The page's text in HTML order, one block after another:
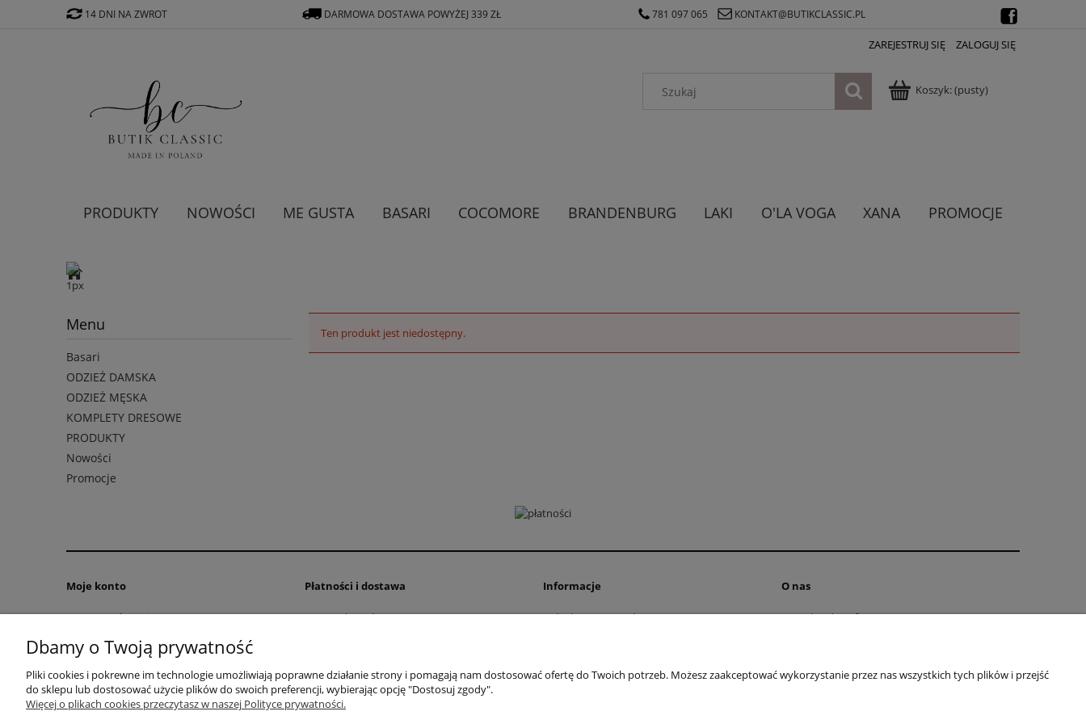
14 DNI NA ZWROT DARMOWA DOSTAWA POWYŻEJ 339 ZŁ 781 097 065 KONTAKT@BUTIKCLASSIC.PL
ZAREJESTRUJ SIĘ ZALOGUJ SIĘ
Koszyk:(pusty)
PRODUKTY NOWOŚCI ME GUSTA BASARI COCOMORE BRANDENBURG LAKI O'LA VOGA XANA PROMOCJE
Menu
Basari
ODZIEŻ DAMSKA
ODZIEŻ MĘSKA
KOMPLETY DRESOWE
PRODUKTY
Nowości
Promocje
Ten produkt jest niedostępny.
Moje konto
Twoje zamówienia
Ustawienia konta
Płatności i dostawa
Formy płatności
Informacje
Polityka prywatności
O nas
Kontakt i dane firmy
F.U.H. "VEGA" Magdalena Cichecka | ul. Przemysłowa 11, 42-262 Kolonia Borek | NIP: 5731439888 | Telefon:
Dbamy o Twoją prywatność
Pliki cookies i pokrewne im technologie umożliwiają poprawne działanie strony i pomagają nam dostosować ofertę do Twoich potrzeb. Możesz zaakceptować wykorzystanie przez nas wszystkich tych plików i przejść
do sklepu lub dostosować użycie plików do swoich preferencji, wybierając opcję "Dostosuj zgody".
Więcej o plikach cookies przeczytasz w naszej Polityce prywatności.